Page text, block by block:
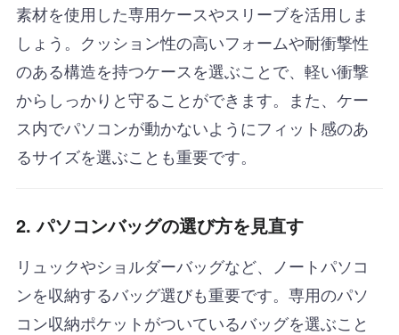
素材を使用した専用ケースやスリーブを活用しま
しょう。クッション性の高いフォームや耐衝撃性
のある構造を持つケースを選ぶことで、軽い衝撃
からしっかりと守ることができます。また、ケー
ス内でパソコンが動かないようにフィット感のあ
るサイズを選ぶことも重要です。
2. パソコンバッグの選び方を見直す
リュックやショルダーバッグなど、ノートパソコ
ンを収納するバッグ選びも重要です。専用のパソ
コン収納ポケットがついているバッグを選ぶこと